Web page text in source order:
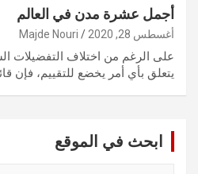
أجمل عشرة مدن في العالم
أغسطس 28, 2020 Majde Nouri
على الرغم من اختلاف التفضيلات
يتعلق بأي أمر يخضع للتقييم، فإن
ابحث في الموقع